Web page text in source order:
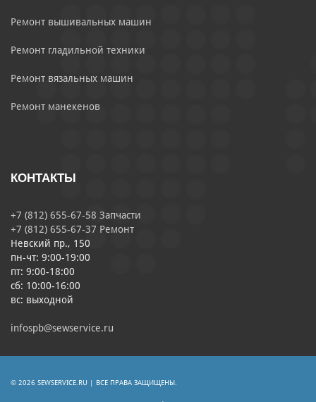
Ремонт вышивальных машин
Ремонт гладильной техники
Ремонт вязальных машин
Ремонт манекенов
КОНТАКТЫ
+7 (812) 655-67-58 Запчасти
+7 (812) 655-67-37 Ремонт
Невский пр., 150
пн-чт: 9:00-19:00
пт: 9:00-18:00
сб: 10:00-16:00
вс: выходной
infospb@sewservice.ru
© 2026 SEWSERVICE.RU | ВСЕ ПРАВА ЗАЩИЩЕНЫ.